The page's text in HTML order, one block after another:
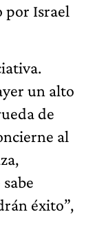
por Israel
un alto
de
al
éxito”,